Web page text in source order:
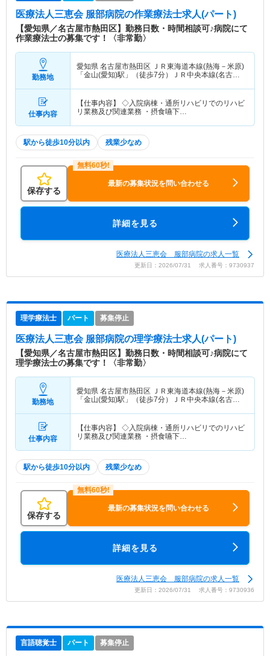
医療法人三恵会 服部病院の作業療法士求人(パート)
【愛知県／名古屋市熱田区】勤務日数・時間相談可♪病院にて
作業療法士の募集です！〈非常勤〉
勤務地
愛知県 名古屋市熱田区
ＪＲ東海道本線(熱海－米原)
「金山(愛知)駅」（徒歩7分）ＪＲ中央本線(名古屋
仕事内容
【仕事内容】 ◇入院病棟・通所リハビリでのリハビ
リ業務及び関連業務 ・摂食嚥下…
駅から徒歩10分以内 残業少なめ
保存する
最新の募集状況を問い合わせる
詳細を見る
医療法人三恵会 服部病院の求人一覧
更新日：2026/07/31 求人番号：9730937
理学療法士 パート 募集停止
医療法人三恵会 服部病院の理学療法士求人(パート)
【愛知県／名古屋市熱田区】勤務日数・時間相談可♪病院にて
理学療法士の募集です！〈非常勤〉
勤務地
愛知県 名古屋市熱田区
ＪＲ東海道本線(熱海－米原)
「金山(愛知)駅」（徒歩7分）ＪＲ中央本線(名古屋
仕事内容
【仕事内容】 ◇入院病棟・通所リハビリでのリハビ
リ業務及び関連業務 ・摂食嚥下…
駅から徒歩10分以内 残業少なめ
保存する
最新の募集状況を問い合わせる
詳細を見る
医療法人三恵会 服部病院の求人一覧
更新日：2026/07/31 求人番号：9730936
言語聴覚士 パート 募集停止